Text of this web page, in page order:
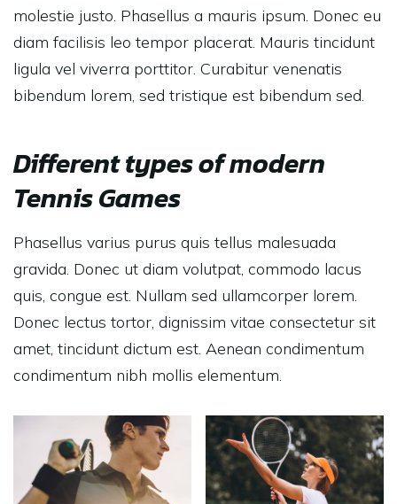
molestie justo. Phasellus a mauris ipsum. Donec eu
diam facilisis leo tempor placerat. Mauris tincidunt
ligula vel viverra porttitor. Curabitur venenatis
bibendum lorem, sed tristique est bibendum sed.
Different types of modern
Tennis Games
Phasellus varius purus quis tellus malesuada
gravida. Donec ut diam volutpat, commodo lacus
quis, congue est. Nullam sed ullamcorper lorem.
Donec lectus tortor, dignissim vitae consectetur sit
amet, tincidunt dictum est. Aenean condimentum
condimentum nibh mollis elementum.